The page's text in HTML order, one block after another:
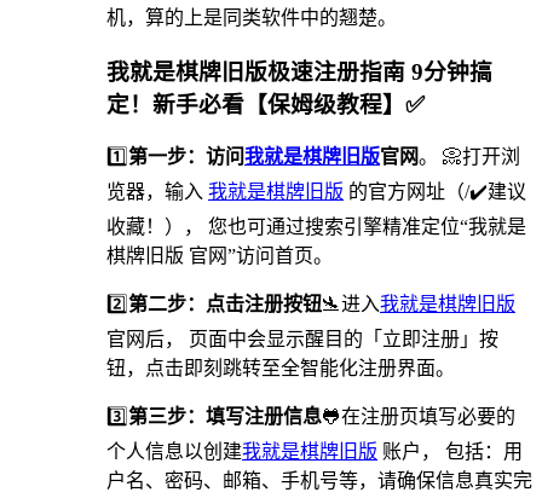
机，算的上是同类软件中的翘楚。
我就是棋牌旧版极速注册指南 9分钟搞
定！新手必看【保姆级教程】✅
1️⃣第一步：访问我就是棋牌旧版官网。 📀打开浏
览器，输入 我就是棋牌旧版 的官方网址（/✔️建议
收藏！）， 您也可通过搜索引擎精准定位“我就是
棋牌旧版 官网”访问首页。
2️⃣第二步：点击注册按钮🛬进入我就是棋牌旧版
官网后， 页面中会显示醒目的「立即注册」按
钮，点击即刻跳转至全智能化注册界面。
3️⃣第三步：填写注册信息🐸在注册页填写必要的
个人信息以创建我就是棋牌旧版 账户， 包括：用
户名、密码、邮箱、手机号等，请确保信息真实完